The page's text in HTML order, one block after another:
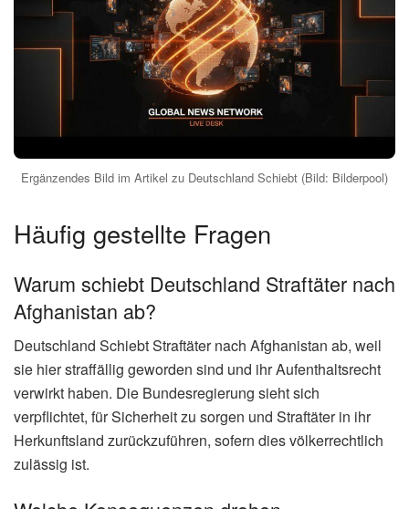
Ergänzendes Bild im Artikel zu Deutschland Schiebt (Bild: Bilderpool)
Häufig gestellte Fragen
Warum schiebt Deutschland Straftäter nach
Afghanistan ab?
Deutschland Schiebt Straftäter nach Afghanistan ab, weil
sie hier straffällig geworden sind und ihr Aufenthaltsrecht
verwirkt haben. Die Bundesregierung sieht sich
verpflichtet, für Sicherheit zu sorgen und Straftäter in ihr
Herkunftsland zurückzuführen, sofern dies völkerrechtlich
zulässig ist.